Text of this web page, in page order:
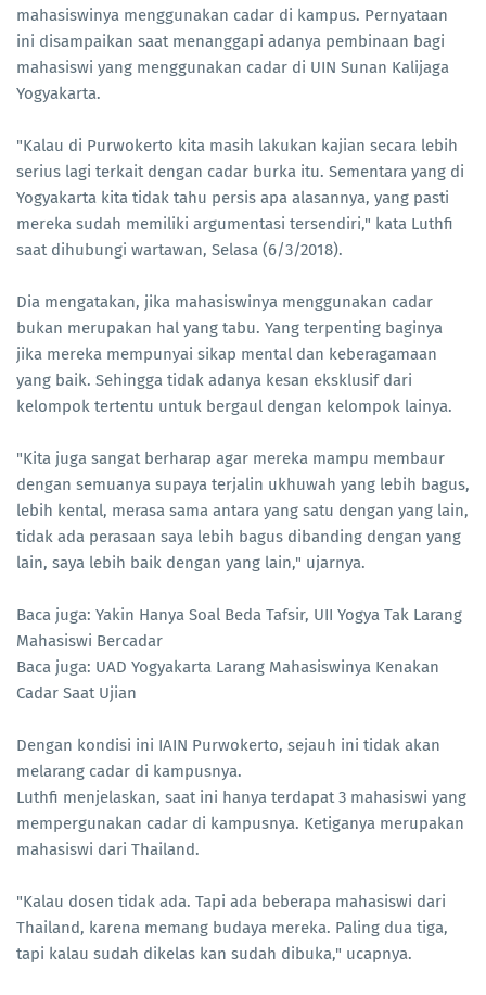
mahasiswinya menggunakan cadar di kampus. Pernyataan
ini disampaikan saat menanggapi adanya pembinaan bagi
mahasiswi yang menggunakan cadar di UIN Sunan Kalijaga
Yogyakarta.
"Kalau di Purwokerto kita masih lakukan kajian secara lebih
serius lagi terkait dengan cadar burka itu. Sementara yang di
Yogyakarta kita tidak tahu persis apa alasannya, yang pasti
mereka sudah memiliki argumentasi tersendiri," kata Luthfi
saat dihubungi wartawan, Selasa (6/3/2018).
Dia mengatakan, jika mahasiswinya menggunakan cadar
bukan merupakan hal yang tabu. Yang terpenting baginya
jika mereka mempunyai sikap mental dan keberagamaan
yang baik. Sehingga tidak adanya kesan eksklusif dari
kelompok tertentu untuk bergaul dengan kelompok lainya.
"Kita juga sangat berharap agar mereka mampu membaur
dengan semuanya supaya terjalin ukhuwah yang lebih bagus,
lebih kental, merasa sama antara yang satu dengan yang lain,
tidak ada perasaan saya lebih bagus dibanding dengan yang
lain, saya lebih baik dengan yang lain," ujarnya.
Baca juga: Yakin Hanya Soal Beda Tafsir, UII Yogya Tak Larang
Mahasiswi Bercadar
Baca juga: UAD Yogyakarta Larang Mahasiswinya Kenakan
Cadar Saat Ujian
Dengan kondisi ini IAIN Purwokerto, sejauh ini tidak akan
melarang cadar di kampusnya.
Luthfi menjelaskan, saat ini hanya terdapat 3 mahasiswi yang
mempergunakan cadar di kampusnya. Ketiganya merupakan
mahasiswi dari Thailand.
"Kalau dosen tidak ada. Tapi ada beberapa mahasiswi dari
Thailand, karena memang budaya mereka. Paling dua tiga,
tapi kalau sudah dikelas kan sudah dibuka," ucapnya.